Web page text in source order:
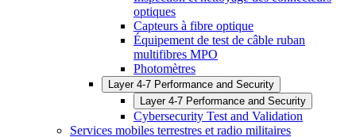
optiques
Capteurs à fibre optique
Équipement de test de câble ruban
multifibres MPO
Photomètres
Layer 4-7 Performance and Security
Layer 4-7 Performance and Security
Cybersecurity Test and Validation
Services mobiles terrestres et radio militaires